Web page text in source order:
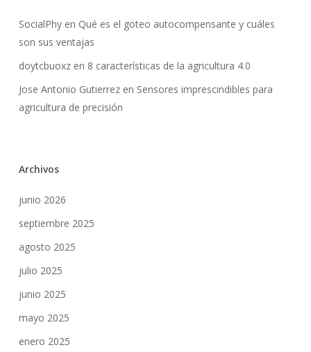
SocialPhyen Qué es el goteo autocompensante y cuáles
son sus ventajas
doytcbuoxzen 8 características de la agricultura 4.0
Jose Antonio Gutierrezen Sensores imprescindibles para
agricultura de precisión
Archivos
junio 2026
septiembre 2025
agosto 2025
julio 2025
junio 2025
mayo 2025
enero 2025